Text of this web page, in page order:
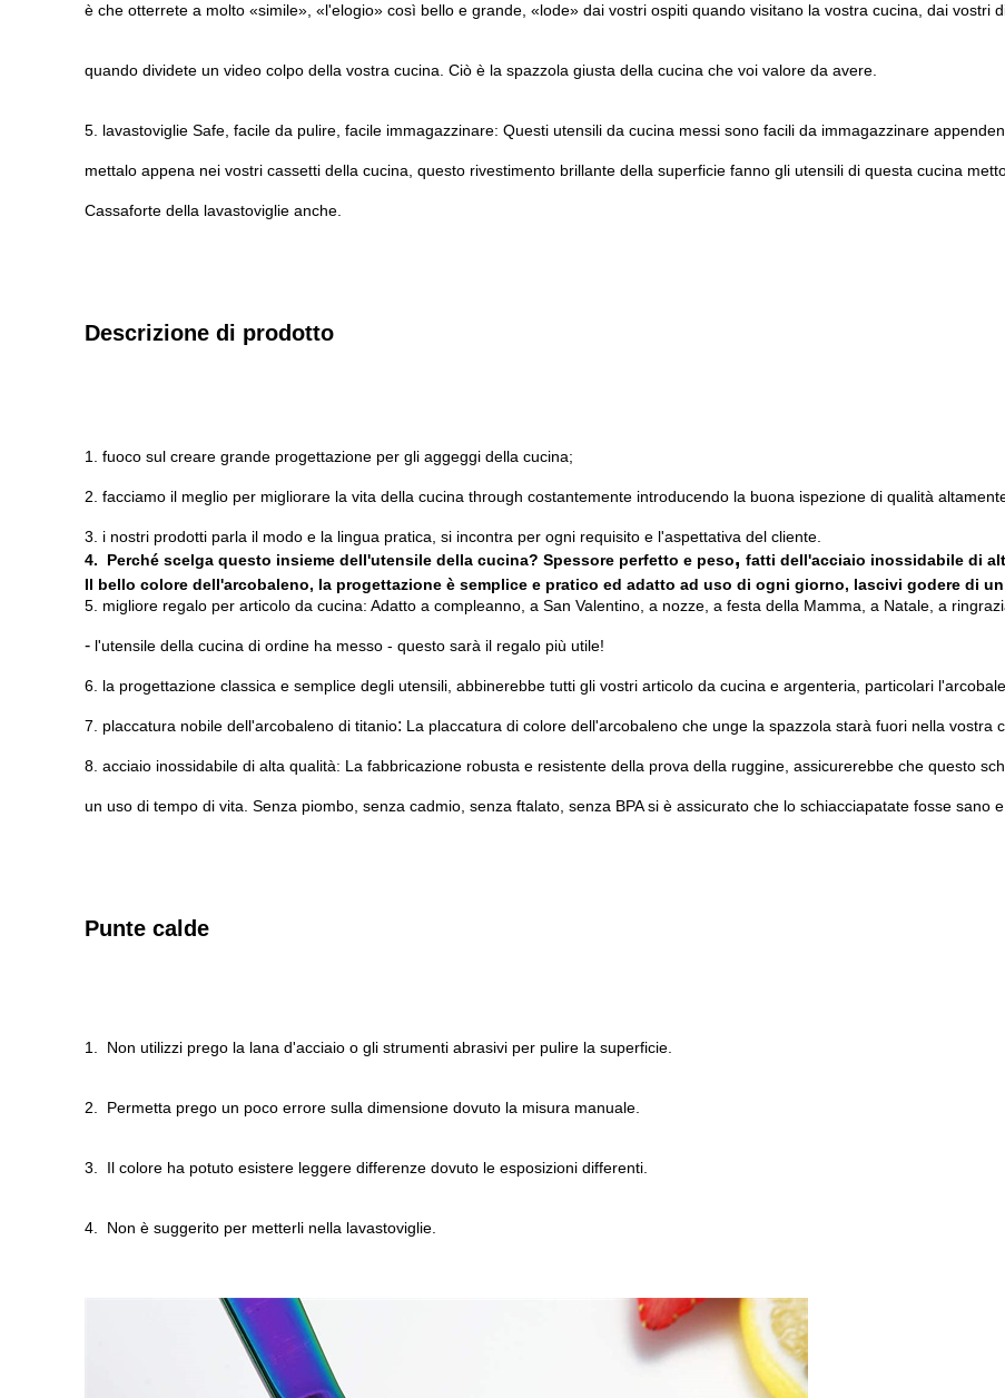
è che otterrete a molto «simile», «l'elogio» così bello e grande, «lode» dai vostri ospiti quando visitano la vostra cucina, dai vostri
quando dividete un video colpo della vostra cucina. Ciò è la spazzola giusta della cucina che voi valore da avere.
5. lavastoviglie Safe, facile da pulire, facile immagazzinare: Questi utensili da cucina messi sono facili da immagazzinare
mettalo appena nei vostri cassetti della cucina, questo rivestimento brillante della superficie fanno gli utensili di questa cucina
Cassaforte della lavastoviglie anche.
Descrizione di prodotto
1. fuoco sul creare grande progettazione per gli aggeggi della cucina;
2. facciamo il meglio per migliorare la vita della cucina through costantemente introducendo la buona ispezione di qualità
3. i nostri prodotti parla il modo e la lingua pratica, si incontra per ogni requisito e l'aspettativa del cliente.
4. Perché scelga questo insieme dell'utensile della cucina? Spessore perfetto e peso, fatti dell'acciaio inossidabile di
Il bello colore dell'arcobaleno, la progettazione è semplice e pratico ed adatto ad uso di ogni giorno, lascivi godere di
5. migliore regalo per articolo da cucina: Adatto a compleanno, a San Valentino, a nozze, a festa della Mamma, a Natale, a
- l'utensile della cucina di ordine ha messo - questo sarà il regalo più utile!
6. la progettazione classica e semplice degli utensili, abbinerebbe tutti gli vostri articolo da cucina e argenteria, particolari
7. placcatura nobile dell'arcobaleno di titanio: La placcatura di colore dell'arcobaleno che unge la spazzola starà fuori nella vostra
8. acciaio inossidabile di alta qualità: La fabbricazione robusta e resistente della prova della ruggine, assicurerebbe che questo
un uso di tempo di vita. Senza piombo, senza cadmio, senza ftalato, senza BPA si è assicurato che lo schiacciapatate fosse sano
Punte calde
1. Non utilizzi prego la lana d'acciaio o gli strumenti abrasivi per pulire la superficie.
2. Permetta prego un poco errore sulla dimensione dovuto la misura manuale.
3. Il colore ha potuto esistere leggere differenze dovuto le esposizioni differenti.
4. Non è suggerito per metterli nella lavastoviglie.